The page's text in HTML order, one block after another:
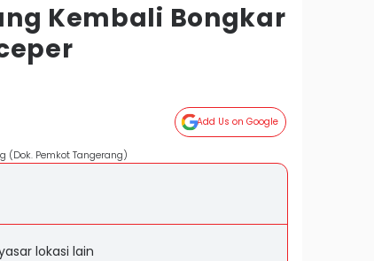
Kembali Bongkar
Add Us on Google
(Dok. Pemkot Tangerang)
lokasi lain